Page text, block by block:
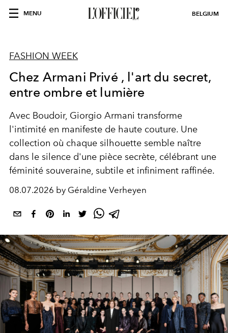
MENU BELGIUM
FASHION WEEK
Chez Armani Privé , l'art du secret,
entre ombre et lumière
Avec Boudoir, Giorgio Armani transforme
l'intimité en manifeste de haute couture. Une
collection où chaque silhouette semble naître
dans le silence d'une pièce secrète, célébrant une
féminité souveraine, subtile et infiniment raffinée.
08.07.2026 by Géraldine Verheyen